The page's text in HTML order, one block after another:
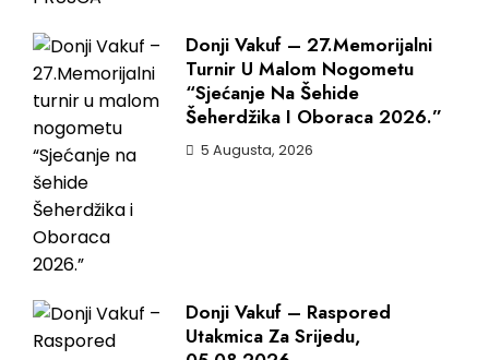
Donji Vakuf – 27.Memorijalni
Turnir U Malom Nogometu
“Sjećanje Na Šehide
Šeherdžika I Oboraca 2026.”
5 Augusta, 2026
Donji Vakuf – Raspored
Utakmica Za Srijedu,